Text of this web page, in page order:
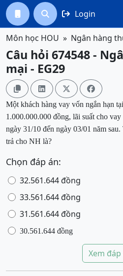
  Login
Môn học HOU Ngân hàng
Câu hỏi 674548 -
mại - EG29
   
Một khách hàng vay vốn ngắn hạn
1.000.000.000 đồng, lãi suất cho
ngày 31/10 đến ngày 03/01 năm
trả cho NH là?
Chọn đáp án:
32.561.644 đồng
33.561.644 đồng
31.561.644 đồng
30.561.644 đồng
Xem đáp